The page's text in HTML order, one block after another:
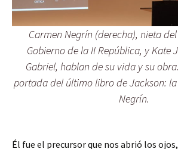
Carmen Negrín (derecha), nieta
Gobierno de la II República, y Kate
Gabriel, hablan de su vida y su
portada del último libro de Jackson:
Negrín.
Él fue el precursor que nos abrió los